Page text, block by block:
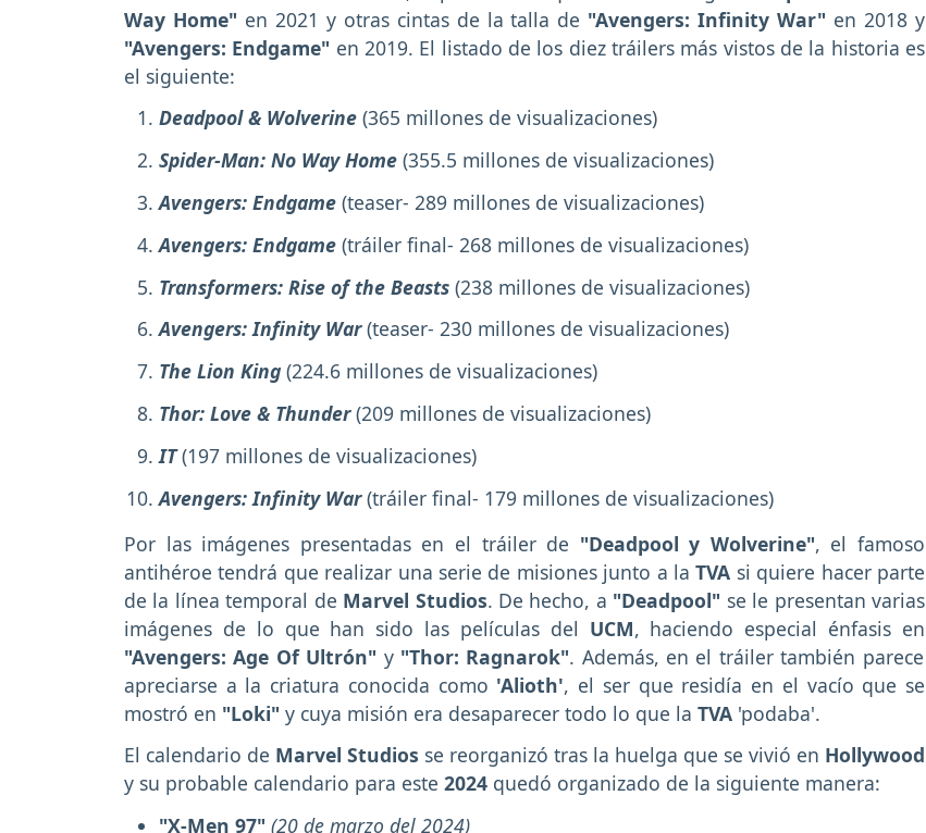
Way Home" en 2021 y otras cintas de la talla de "Avengers: Infinity War" en 2018 y
"Avengers: Endgame" en 2019. El listado de los diez tráilers más vistos de la historia es
el siguiente:
Deadpool & Wolverine (365 millones de visualizaciones)
Spider-Man: No Way Home (355.5 millones de visualizaciones)
Avengers: Endgame (teaser- 289 millones de visualizaciones)
Avengers: Endgame (tráiler final- 268 millones de visualizaciones)
Transformers: Rise of the Beasts (238 millones de visualizaciones)
Avengers: Infinity War(teaser- 230 millones de visualizaciones)
The Lion King (224.6 millones de visualizaciones)
Thor: Love & Thunder(209 millones de visualizaciones)
IT(197 millones de visualizaciones)
Avengers: Infinity War(tráiler final- 179 millones de visualizaciones)
Por las imágenes presentadas en el tráiler de "Deadpool y Wolverine", el famoso
antihéroe tendrá que realizar una serie de misiones junto a laTVA si quiere hacer parte
de la línea temporal de Marvel Studios. De hecho, a "Deadpool" se le presentan varias
imágenes de lo que han sido las películas del UCM, haciendo especial énfasis en
"Avengers: Age Of Ultrón" y "Thor: Ragnarok". Además, en el tráiler también parece
apreciarse a la criatura conocida como 'Alioth', el ser que residía en el vacío que se
mostró en "Loki" y cuya misión era desaparecer todo lo que la TVA 'podaba'.
El calendario de Marvel Studios se reorganizó tras la huelga que se vivió en Hollywood
y su probable calendario para este 2024 quedó organizado de la siguiente manera:
"X-Men 97" (20 de marzo del 2024)